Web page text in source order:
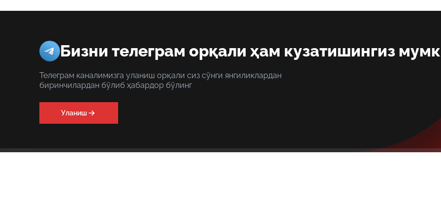
Бизни телеграм орқали ҳам кузатишингиз
Телеграм каналимизга уланиш орқали сиз сўнги янгиликлардан
биринчилардан бўлиб ҳабардор бўлинг
Уланиш